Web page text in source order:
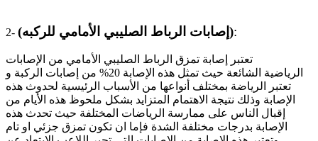
2- (إصابات الرباط الصليبي الأمامي للركبه):
تعتبر إصابة تمزق الرباط الصليبي الأمامي من الإصابات
الرياضية الشائعة حيث تمثل هذه الإصابة 20% من إصابات الركبة و
تعتبر الرياضة بمختلف أنواعها من الأسباب الرئيسية لحدوث هذه
الإصابة وذلك نتيجة الاهتمام المتزايد بشكل ملحوظ هذه الأيام من
إقبال الناس على ممارسة الرياضات المختلفة حيث تحدث هذه
الإصابة بدرجات مختلفة الشدة فإما ان تكون تمزق جزئي او تام